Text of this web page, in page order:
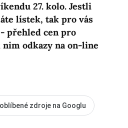
27. kolo. Jestli
lístek, tak pro vás
přehled cen pro
odkazy na on-line
zdroje na Googlu